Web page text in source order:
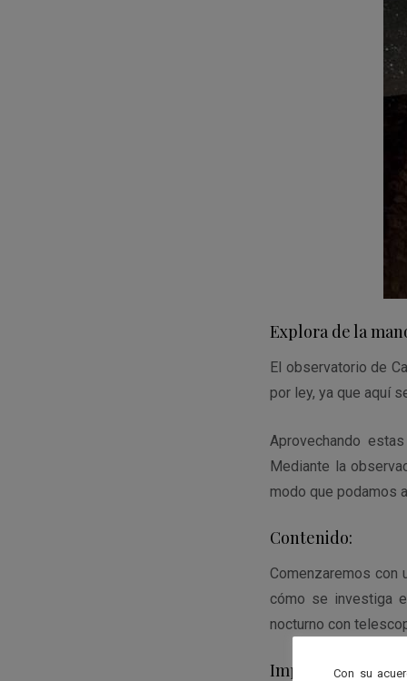
Explora de la
El observatorio de
por ley, ya que aquí
Aprovechando
Mediante la
modo que podamos
Contenido:
Comenzaremos con
cómo se investiga
nocturno con
Importante:Con su